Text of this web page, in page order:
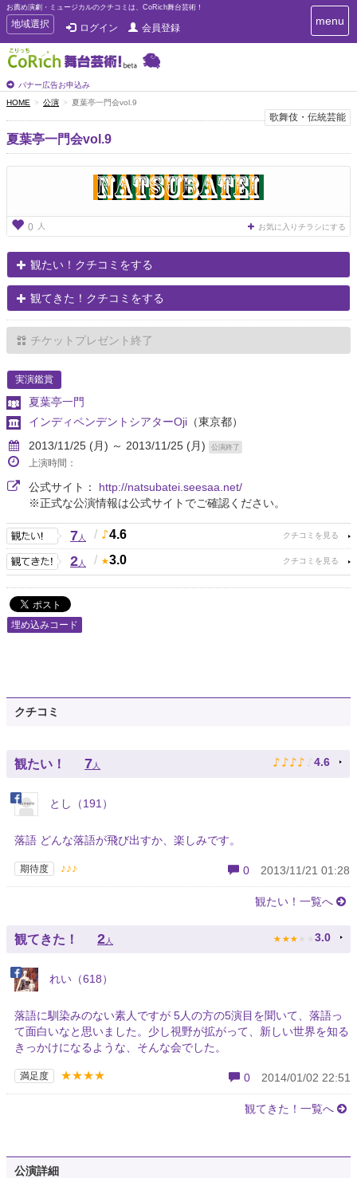
お薦め演劇・ミュージカルのクチコミは、CoRich舞台芸術！
T
o
g
g
e
n
a
v
i
n
地域選択 ログイン 会員登録
バナー広告お申込み
T
o
n
i
i
menu
HOME 公演 夏葉亭一門会vol.9
歌舞伎・伝統芸能
夏葉亭一門会vol.9
0 人 お気に入りチラシにする
観たい！クチコミをする
観てきた！クチコミをする
チケットプレゼント終了
実演鑑賞
夏葉亭一門
インディペンデントシアターOji （東京都）
2013/11/25 (月) ～ 2013/11/25 (月)
公演終了
上演時間：
公式サイト： http://natsubatei.seesaa.net/
※正式な公演情報は公式サイトでご確認ください。
7人 / 4.6
2人 / 3.0
埋め込みコード
クチコミ
観たい！ 7人 ♪ ♪ ♪ ♪ ♪ 4.6
とし（191）
落語 どんな落語が飛び出すか、楽しみです。
期待度 ♪♪♪ 0 2013/11/21 01:28
観たい！一覧へ
観てきた！ 2 人 ★ ★ ★ ★ ★ 3.0
れい（618）
落語に馴染みのない素人ですが 5人の方の5演目を聞いて、落語っ
て面白いなと思いました。少し視野が拡がって、新しい世界を知る
きっかけになるような、そんな会でした。
満足度 ★★★★ 0 2014/01/02 22:51
観てきた！一覧へ
公演詳細